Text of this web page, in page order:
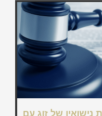
12-23 – התרת נישואין של זוג עם